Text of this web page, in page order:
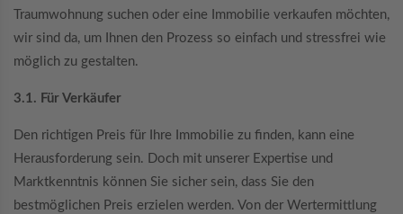
Traumwohnung suchen oder eine Immobilie verkaufen möchten,
wir sind da, um Ihnen den Prozess so einfach und stressfrei wie
möglich zu gestalten.
3.1. Für Verkäufer
Den richtigen Preis für Ihre Immobilie zu finden, kann eine
Herausforderung sein. Doch mit unserer Expertise und
Marktkenntnis können Sie sicher sein, dass Sie den
bestmöglichen Preis erzielen werden. Von der Wertermittlung